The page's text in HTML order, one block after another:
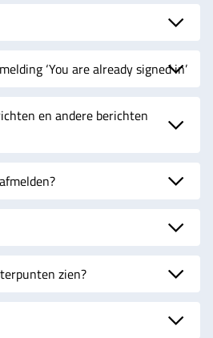
‘You are already signed in’
en andere berichten
zien?